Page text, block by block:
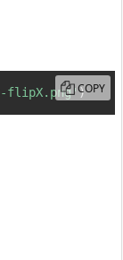
flipX.png')
COPY